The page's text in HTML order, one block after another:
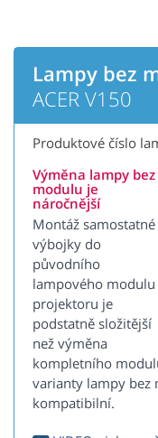
Lampy bez
ACER V150
Produktové číslo
Výměna lampy bez
modulu je
náročnější
Montáž samostatné
výbojky do
původního
lampového modulu
projektoru je
podstatně složitější
než výměna
kompletního
varianty lampy bez
kompatibilní.